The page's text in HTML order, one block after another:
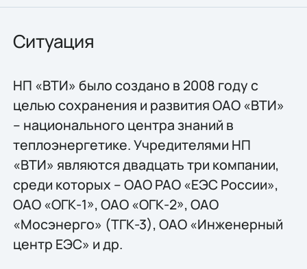
Ситуация
НП «ВТИ» было создано в 2008 году с
целью сохранения и развития ОАО «ВТИ»
– национального центра знаний в
теплоэнергетике. Учредителями НП
«ВТИ» являются двадцать три компании,
среди которых – ОАО РАО «ЕЭС России»,
ОАО «ОГК-1», ОАО «ОГК-2», ОАО
«Мосэнерго» (ТГК-3), ОАО «Инженерный
центр ЕЭС» и др.